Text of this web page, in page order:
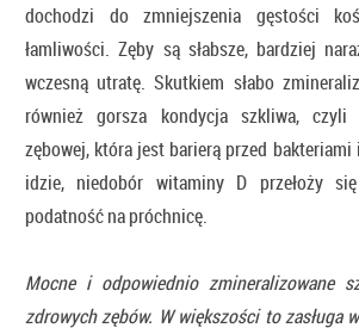
dochodzi do zmniejszenia gęstości
łamliwości. Zęby są słabsze, bardziej
wczesną utratę. Skutkiem słabo
również gorsza kondycja szkliwa, czyli
zębowej, która jest barierą przed bakteriami
idzie, niedobór witaminy D przełoży
podatność na próchnicę.
Mocne i odpowiednio zmineralizowane
zdrowych zębów. W większości to zasługa